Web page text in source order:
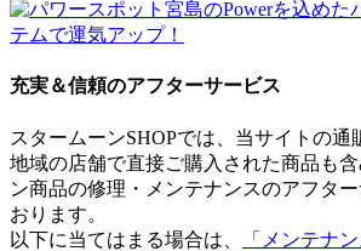
充実＆信頼のアフターサービス
スタームーンSHOPでは、当サイトの通
地域の店舗で直接ご購入された商品も
ン商品の修理・メンテナンスのアフタ
おります。
以下に当てはまる場合は、
「メンテナ